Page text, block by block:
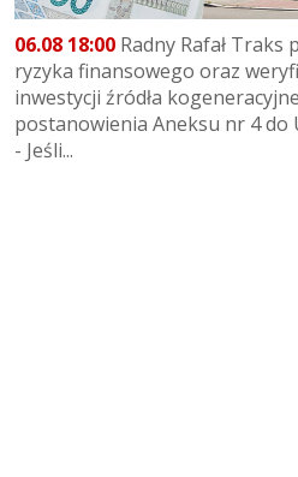
06.08 18:00 Radny Rafał Traks
ryzyka finansowego oraz
inwestycji źródła
postanowienia Aneksu nr 4 do
- Jeśli...